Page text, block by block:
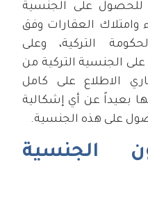
للحصول على الجنسية
وامتلاك العقارات وفق
التركية، وعلى
الجنسية التركية من
الاطلاع على كامل
بعيداً عن أي إشكالية
على هذه الجنسية.
الجنسية